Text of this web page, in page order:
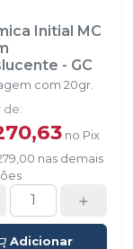
Initial MC
- GC
com 20gr.
de:
no Pix
nas demais
Adicionar